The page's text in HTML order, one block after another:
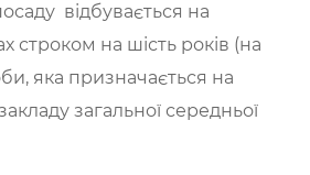
відбувається на
строком на шість років (на
яка призначається на
загальної середньої